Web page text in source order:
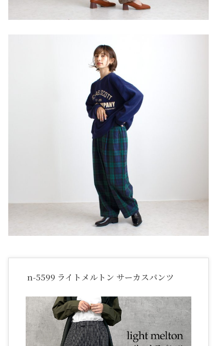
n-5599 ライトメルトン サーカスパンツ